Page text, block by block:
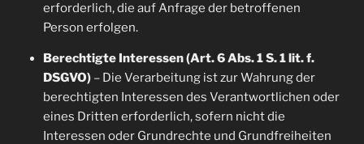
erforderlich, die auf Anfrage der betroffenen
Person erfolgen.
Berechtigte Interessen (Art. 6 Abs. 1 S. 1 lit. f.
DSGVO)– Die Verarbeitung ist zur Wahrung der
berechtigten Interessen des Verantwortlichen oder
eines Dritten erforderlich, sofern nicht die
Interessen oder Grundrechte und Grundfreiheiten